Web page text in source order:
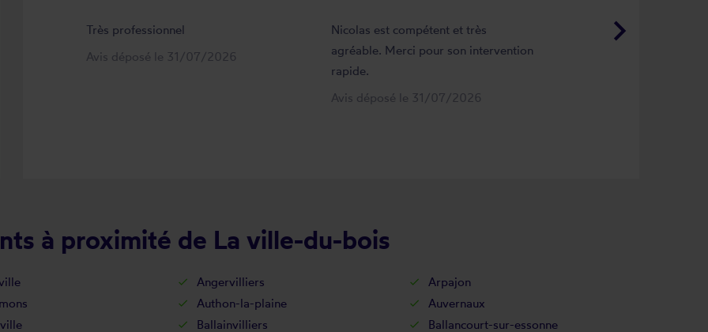
keyboard_arrow_right
Très professionnel
Avis déposé le 31/07/2026
Nicolas est compétent et très
agréable. Merci pour son intervention
rapide.
Avis déposé le 31/07/2026
à proximité de La ville-du-bois
Angervilliers
Arpajon
Authon-la-plaine
Auvernaux
Ballainvilliers
Ballancourt-sur-essonne